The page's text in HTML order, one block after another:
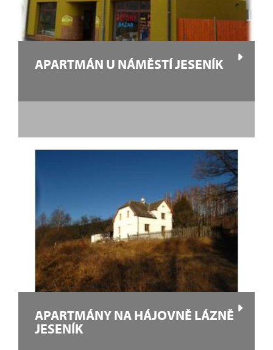
APARTMÁN U NÁMĚSTÍ JESENÍK
APARTMÁNY NA HÁJOVNĚ LÁZNĚ
JESENÍK